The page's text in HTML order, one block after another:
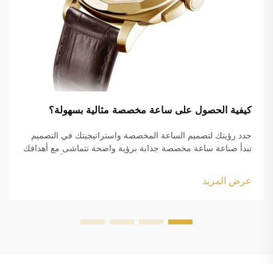
كيفية الحصول على ساعة مخصصة مثالية بسهولة؟
حدد رؤيتك لتصميم الساعة المخصصة واستراتيجيتك في التصميم
تبدأ صناعة ساعة مخصصة جذابة برؤية واضحة تتماشى مع أهدافك
العلامة التجارية أو عنصرًا شخصيًا...
عرض المزيد